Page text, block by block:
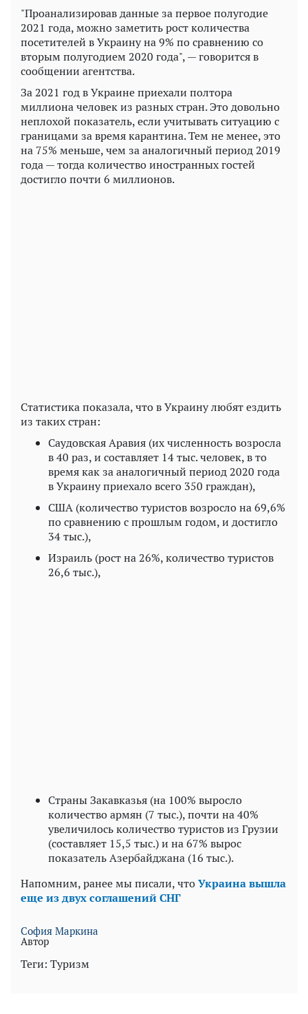
"Проанализировав данные за первое полугодие
2021 года, можно заметить рост количества
посетителей в Украину на 9% по сравнению со
вторым полугодием 2020 года", — говорится в
сообщении агентства.
За 2021 год в Украине приехали полтора
миллиона человек из разных стран. Это довольно
неплохой показатель, если учитывать ситуацию с
границами за время карантина. Тем не менее, это
на 75% меньше, чем за аналогичный период 2019
года — тогда количество иностранных гостей
достигло почти 6 миллионов.
Статистика показала, что в Украину любят ездить
из таких стран:
Саудовская Аравия (их численность возросла
в 40 раз, и составляет 14 тыс. человек, в то
время как за аналогичный период 2020 года
в Украину приехало всего 350 граждан),
США (количество туристов возросло на 69,6%
по сравнению с прошлым годом, и достигло
34 тыс.),
Израиль (рост на 26%, количество туристов
26,6 тыс.),
Страны Закавказья (на 100% выросло
количество армян (7 тыс.), почти на 40%
увеличилось количество туристов из Грузии
(составляет 15,5 тыс.) и на 67% вырос
показатель Азербайджана (16 тыс.).
Напомним, ранее мы писали, чтоУкраина вышла
еще из двух соглашений СНГ
София Маркина
Автор
Теги: Туризм